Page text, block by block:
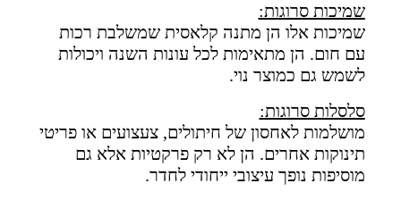
שמיכות סרוגות:
שמיכות אלו הן מתנה קלאסית שמשלבת רכות
עם חום. הן מתאימות לכל עונות השנה ויכולות
לשמש גם כמוצר נוי.
סלסלות סרוגות:
מושלמות לאחסון של חיתולים, צעצועים או פריטי
תינוקות אחרים. הן לא רק פרקטיות אלא גם
מוסיפות נופך עיצובי ייחודי לחדר.